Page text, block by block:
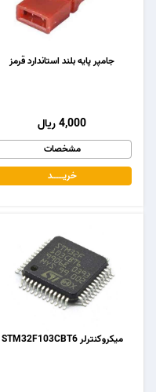
جامپر پایه بلند استاندارد قرمز
4,000 ریال
مشخصات
خریـــــــد
میکروکنترلر STM32F103CBT6